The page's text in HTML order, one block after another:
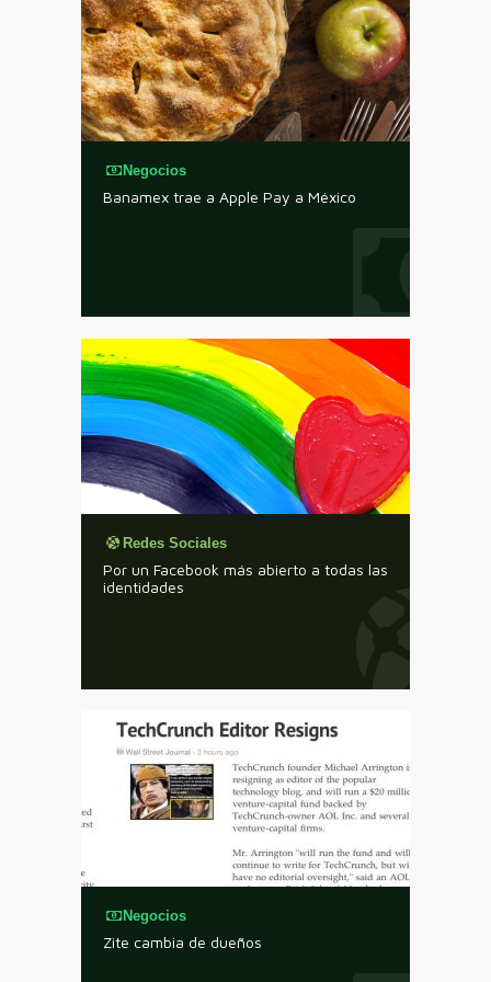
Negocios
Banamex trae a Apple Pay a México
Redes Sociales
Por un Facebook más abierto a todas las
identidades
Negocios
Zite cambia de dueños